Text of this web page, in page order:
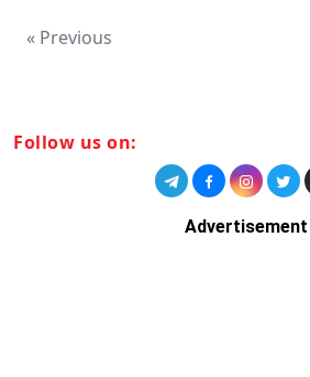
« Previous
Follow us on:
Advertisement